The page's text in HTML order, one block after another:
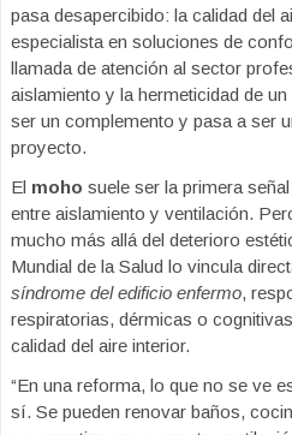
pasa desapercibido: la calidad del
especialista en soluciones de
llamada de atención al sector
aislamiento y la hermeticidad de
ser un complemento y pasa a ser
proyecto.
El moho suele ser la primera
entre aislamiento y ventilación.
mucho más allá del deterioro
Mundial de la Salud lo vincula
síndrome del edificio enfermo,
respiratorias, dérmicas o
calidad del aire interior.
“En una reforma, lo que no se ve
sí. Se pueden renovar baños,